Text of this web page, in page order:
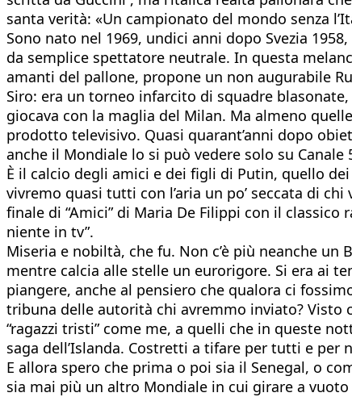
santa verità: «Un campionato del mondo senza
Sono nato nel 1969, undici anni dopo Svezia
da semplice spettatore neutrale. In questa
amanti del pallone, propone un non augurabile
Siro: era un torneo infarcito di squadre
giocava con la maglia del Milan. Ma almeno
prodotto televisivo. Quasi quarant’anni dopo
anche il Mondiale lo si può vedere solo su Canale
È il calcio degli amici e dei figli di Putin, quello
vivremo quasi tutti con l’aria un po’ seccata di
finale di “Amici” di Maria De Filippi con il
niente in tv”.
Miseria e nobiltà, che fu. Non c’è più neanche
mentre calcia alle stelle un eurorigore. Si era ai
piangere, anche al pensiero che qualora ci
tribuna delle autorità chi avremmo inviato? Visto
“ragazzi tristi” come me, a quelli che in queste
saga dell’Islanda. Costretti a tifare per tutti e per
E allora spero che prima o poi sia il Senegal, o
sia mai più un altro Mondiale in cui girare a